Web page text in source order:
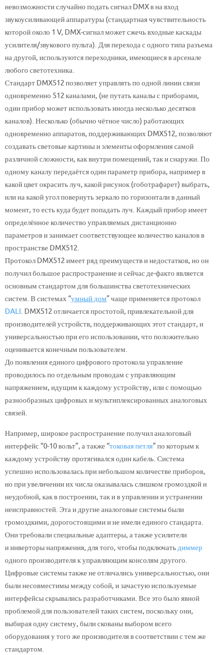
невозможности случайно подать сигнал DMX в на вход
звукоусиливающей аппаратуры (стандартная чувствительность
которой около 1 V, DMX-сигнал может сжечь входные каскады
усилителя/звукового пульта). Для перехода с одного типа разъема
на другой, используются переходники, имеющиеся в арсенале
любого светотехника.
Стандарт DMX512 позволяет управлять по одной линии связи
одновременно 512 каналами, (не путать каналы с приборами,
один прибор может использовать иногда несколько десятков
каналов). Несколько (обычно чётное число) работающих
одновременно аппаратов, поддерживающих DMX512, позволяют
создавать световые картины и элементы оформления самой
различной сложности, как внутри помещений, так и снаружи. По
одному каналу передаётся один параметр прибора, например в
какой цвет окрасить луч, какой рисунок (гоботрафарет) выбрать,
или на какой угол повернуть зеркало по горизонтали в данный
момент, то есть куда будет попадать луч. Каждый прибор имеет
определённое количество управляемых дистанционно
параметров и занимает соответствующее количество каналов в
пространстве DMX512.
Протокол DMX512 имеет ряд преимуществ и недостатков, но он
получил большое распространение и сейчас де-факто является
основным стандартом для большинства светотехнических
систем. В системах “умный дом” чаще применяется протокол
DALI. DMX512 отличается простотой, привлекательной для
производителей устройств, поддерживающих этот стандарт, и
универсальностью при его использовании, что положительно
оценивается конечным пользователем.
До появления единого цифрового протокола управление
проводилось по отдельным проводам с управляющим
напряжением, идущим к каждому устройству, или с помощью
разнообразных цифровых и мультиплексированных аналоговых
связей.
Например, широкое распространение получил аналоговый
интерфейс “0-10 вольт”, а также “токовая петля” по которым к
каждому устройству протягивался один кабель. Система
успешно использовалась при небольшом количестве приборов,
но при увеличении их числа оказывалась слишком громоздкой и
неудобной, как в построении, так и в управлении и устранении
неисправностей. Эта и другие аналоговые системы были
громоздкими, дорогостоящими и не имели единого стандарта.
Они требовали специальные адаптеры, а также усилители
и инверторы напряжения, для того, чтобы подключатьдиммер
одного производителя к управляющим консолям другого.
Цифровые системы также не отличались универсальностью, они
были несовместимы между собой, и зачастую используемые
интерфейсы скрывались разработчиками. Все это было явной
проблемой для пользователей таких систем, поскольку они,
выбирая одну систему, были скованы выбором всего
оборудования у того же производителя в соответствии с тем же
стандартом.